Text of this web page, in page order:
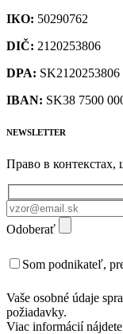
ІКО: 50290762
DIČ: 2120253806
DPA: SK2120253806
IBAN: SK38 7500
NEWSLETTER
Право в
Odoberať
Som podnikateľ,
Vaše osobné údaje
požiadavky.
Viac informácií